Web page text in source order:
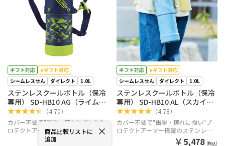
ギフト対応
eギフト対応
シームレスせん
ダイレクト 1.0L
ステンレスクールボトル（保冷
専用） SD-HB10 AG（ライムブ
ルー）
★★★★★ （4.70）
カバー不要で"衝撃・擦れに強い"プ
ロテクトアーマー搭載のステンレス
商品比較リストに
追加
ギフト対応
eギフト対応
シームレスせん
ダイレクト 1.0L
ステンレスクールボトル（保冷
専用） SD-HB10 AL（スカイブ
ルー）
★★★★★（4.78）
カバー不要で"衝撃・擦れに強い"プ
ロテクトアーマー搭載のステンレス
￥5,478 (税込)